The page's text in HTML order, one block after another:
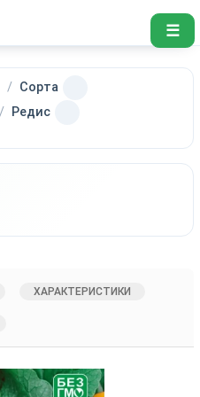
☰
Сорта
Редис
ХАРАКТЕРИСТИКИ